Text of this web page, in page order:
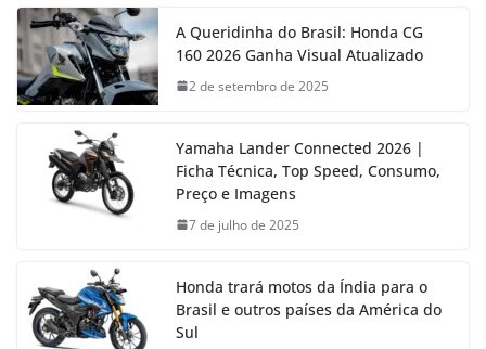
A Queridinha do Brasil: Honda CG
160 2026 Ganha Visual Atualizado
2 de setembro de 2025
Yamaha Lander Connected 2026 |
Ficha Técnica, Top Speed, Consumo,
Preço e Imagens
7 de julho de 2025
Honda trará motos da Índia para o
Brasil e outros países da América do
Sul